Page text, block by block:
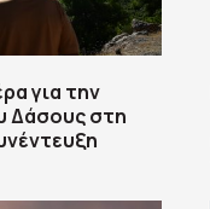
για την
Δάσους στη